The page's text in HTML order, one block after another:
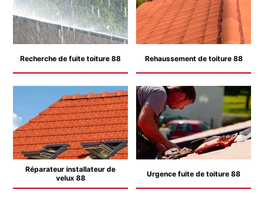
Recherche de fuite toiture 88 Rehaussement de toiture 88
Réparateur installateur de
velux 88
Urgence fuite de toiture 88